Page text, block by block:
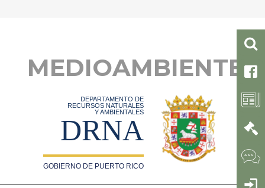
MEDIOAMBIENTE
DEPARTAMENTO DE
RECURSOS NATURALES
Y AMBIENTALES
DRNA
GOBIERNO DE PUERTO RICO